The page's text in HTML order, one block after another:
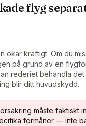
flyg
ökar kraftigt. Om du
på grund av en
rederiet behandla det
blir ditt huvudskydd.
måste faktiskt
förmåner — inte